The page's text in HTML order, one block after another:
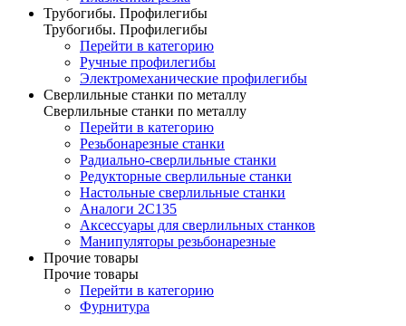
Трубогибы. Профилегибы
Трубогибы. Профилегибы
Перейти в категорию
Ручные профилегибы
Электромеханические профилегибы
Сверлильные станки по металлу
Сверлильные станки по металлу
Перейти в категорию
Резьбонарезные станки
Радиально-сверлильные станки
Редукторные сверлильные станки
Настольные сверлильные станки
Аналоги 2С135
Аксессуары для сверлильных станков
Манипуляторы резьбонарезные
Прочие товары
Прочие товары
Перейти в категорию
Фурнитура